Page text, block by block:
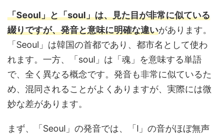
「Seoul」と「soul」は、見た目が非常に似ている
綴りですが、発音と意味に明確な違いがあります。
「Seoul」は韓国の首都であり、都市名として使わ
れます。一方、「soul」は「魂」を意味する単語
で、全く異なる概念です。発音も非常に似ているた
め、混同されることがよくありますが、実際には微
妙な差があります。
まず、「Seoul」の発音では、「l」の音がほぼ無声